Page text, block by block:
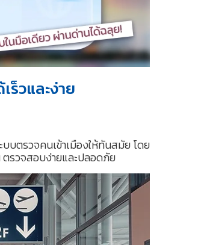
ร็วและง่าย
บบตรวจคนเข้าเมืองให้ทันสมัย โดย
ตรวจสอบง่ายและปลอดภัย